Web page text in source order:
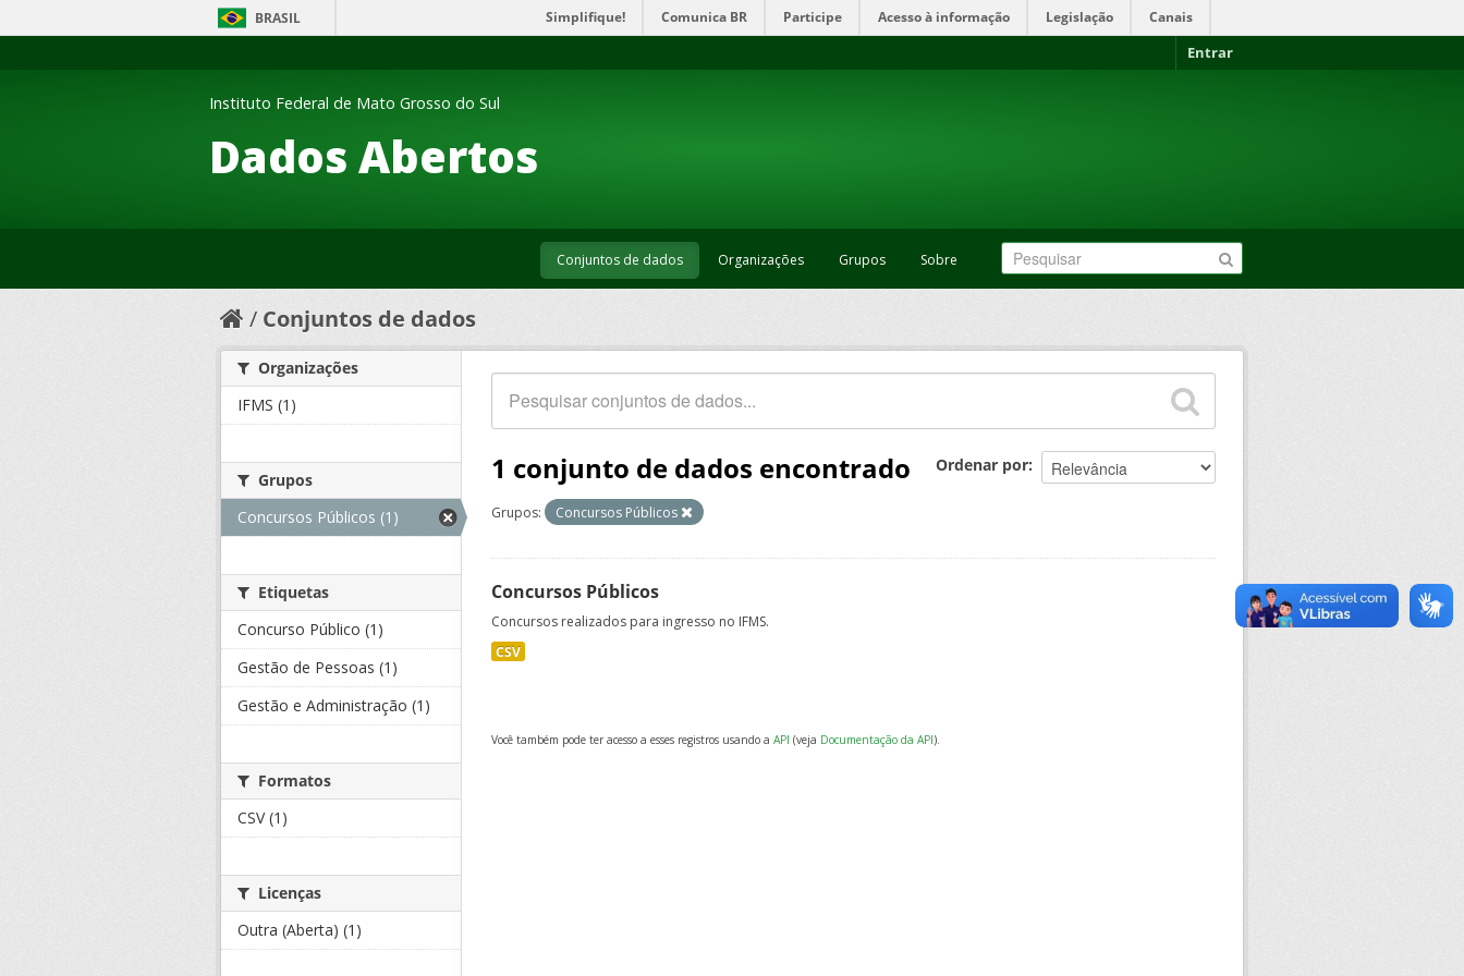
BRASIL Simplifique! Comunica BR Participe Acesso à informação Legislação Canais
Entrar
Dados Abertos
Instituto Federal de Mato Grosso do Sul
Conjuntos de dados Organizações Grupos Sobre
Conjuntos de dados
Ordenar por
1 conjunto de dados encontrado
Grupos: Concursos Públicos
Concursos Públicos
Concursos realizados para ingresso no IFMS.
CSV
Você também pode ter acesso a esses registros usando a API (veja Documentação da API).
Organizações
IFMS (1)
Grupos
Concursos Públicos (1)
Etiquetas
Concurso Público (1)
Gestão de Pessoas (1)
Gestão e Administração (1)
Formatos
CSV (1)
Licenças
Outra (Aberta) (1)